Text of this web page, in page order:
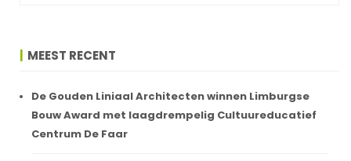
MEEST RECENT
De Gouden Liniaal Architecten winnen Limburgse
Bouw Award met laagdrempelig Cultuureducatief
Centrum De Faar